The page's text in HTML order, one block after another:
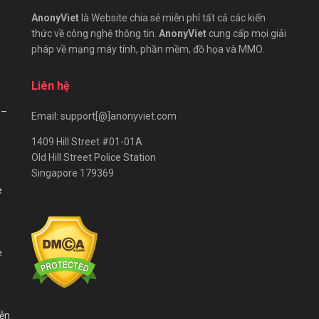
AnonyViet là Website chia sẻ miễn phí tất cả các kiến
thức về công nghệ thông tin. AnonyViet cung cấp mọi giải
pháp về mạng máy tính, phần mềm, đồ họa và MMO.
Liên hệ
Email: support[@]anonyviet.com
1409 Hill Street #01-01A
Old Hill Street Police Station
Singapore 179369